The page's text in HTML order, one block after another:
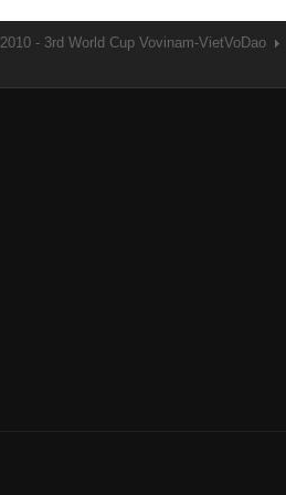
2010 - 3rd World Cup Vovinam-VietVoDao